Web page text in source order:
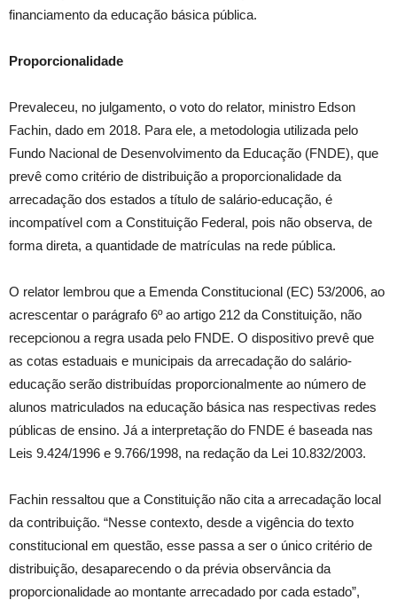
financiamento da educação básica pública.
Proporcionalidade
Prevaleceu, no julgamento, o voto do relator, ministro Edson
Fachin, dado em 2018. Para ele, a metodologia utilizada pelo
Fundo Nacional de Desenvolvimento da Educação (FNDE), que
prevê como critério de distribuição a proporcionalidade da
arrecadação dos estados a título de salário-educação, é
incompatível com a Constituição Federal, pois não observa, de
forma direta, a quantidade de matrículas na rede pública.
O relator lembrou que a Emenda Constitucional (EC) 53/2006, ao
acrescentar o parágrafo 6º ao artigo 212 da Constituição, não
recepcionou a regra usada pelo FNDE. O dispositivo prevê que
as cotas estaduais e municipais da arrecadação do salário-
educação serão distribuídas proporcionalmente ao número de
alunos matriculados na educação básica nas respectivas redes
públicas de ensino. Já a interpretação do FNDE é baseada nas
Leis 9.424/1996 e 9.766/1998, na redação da Lei 10.832/2003.
Fachin ressaltou que a Constituição não cita a arrecadação local
da contribuição. “Nesse contexto, desde a vigência do texto
constitucional em questão, esse passa a ser o único critério de
distribuição, desaparecendo o da prévia observância da
proporcionalidade ao montante arrecadado por cada estado”,